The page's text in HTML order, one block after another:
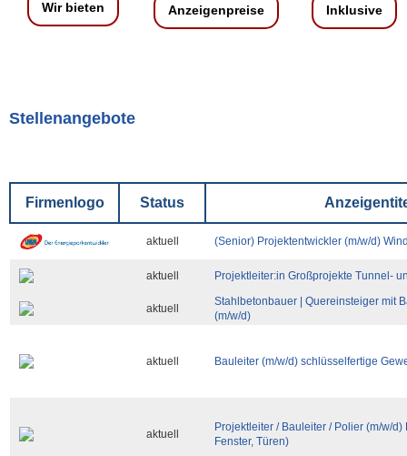
Wir bieten Anzeigenpreise Inklusive
Stellenangebote
Firmenlogo Status
aktuell (Senior) Projektentwickler (m/w/d)
aktuell Projektleiter:in Großprojekte Tunnel-
aktuell
Stahlbetonbauer | Quereinsteiger mit
(m/w/d)
aktuell Bauleiter (m/w/d) schlüsselfertige
aktuell
Projektleiter / Bauleiter / Polier (m/w/d)
Fenster, Türen)